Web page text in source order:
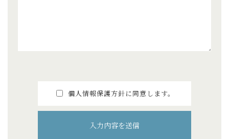
個人情報保護方針に同意します。
入力内容を送信